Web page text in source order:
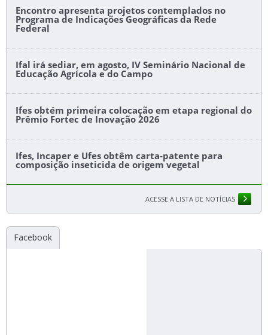
Encontro apresenta projetos contemplados no
Programa de Indicações Geográficas da Rede
Federal
Ifal irá sediar, em agosto, IV Seminário Nacional de
Educação Agrícola e do Campo
Ifes obtém primeira colocação em etapa regional do
Prêmio Fortec de Inovação 2026
Ifes, Incaper e Ufes obtêm carta-patente para
composição inseticida de origem vegetal
ACESSE A LISTA DE NOTÍCIAS
Facebook